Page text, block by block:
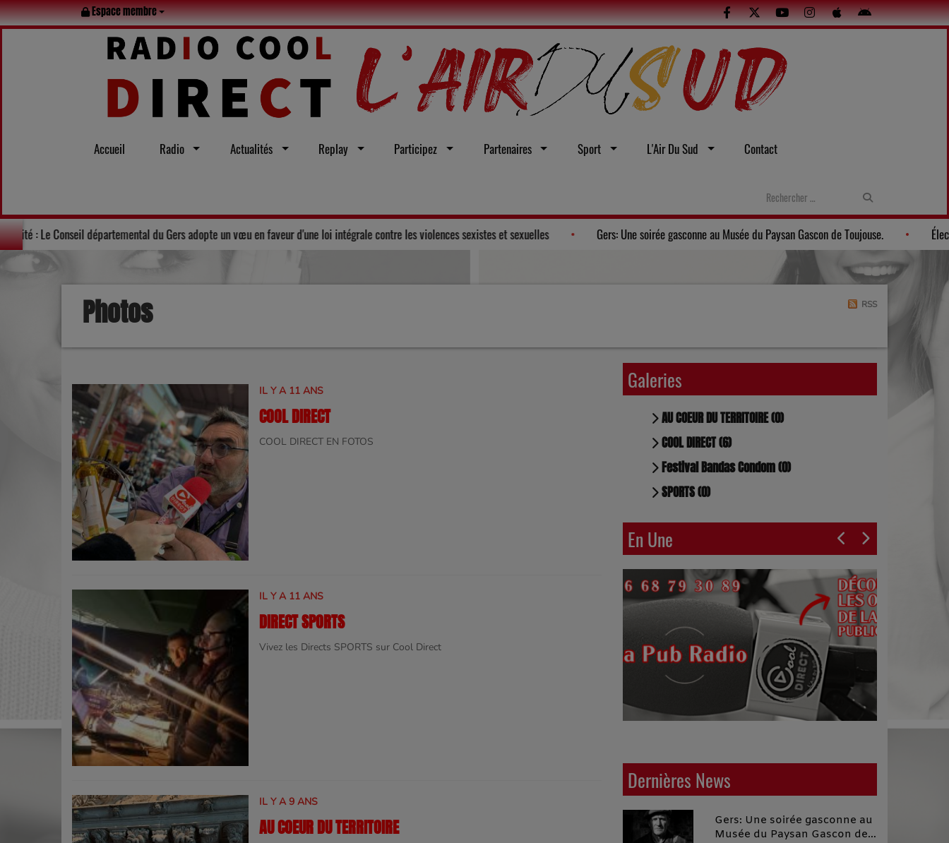
Espace membre
Accueil Radio Actualités Replay Participez Partenaires Sport L'Air Du Sud Contact
en famille tout l’été Solidarité : Le Conseil départemental du Gers adopte un vœu en faveur d'une loi intégrale contre les violences sexistes et sexuelles Gers: Une soirée gasconne au Musée du
Photos RSS
IL Y A 11 ANS
COOL DIRECT
COOL DIRECT EN FOTOS
IL Y A 11 ANS
DIRECT SPORTS
Vivez les Directs SPORTS sur Cool Direct
IL Y A 9 ANS
AU COEUR DU TERRITOIRE
Galeries
AU COEUR DU TERRITOIRE (0)
COOL DIRECT (6)
Festival Bandas Condom (0)
SPORTS (0)
En Une
Dernières News
Gers: Une soirée gasconne au
Musée du Paysan Gascon de